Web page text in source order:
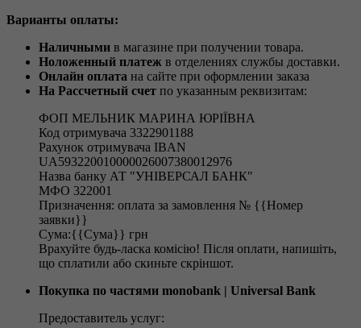
Варианты оплаты:
Наличными в магазине при получении товара.
Ноложенный платеж в отделениях службы доставки.
Онлайн оплата на сайте при оформлении заказа
На Рассчетный счет по указанным реквизитам:
ФОП МЕЛЬНИК МАРИНА ЮРІЇВНА
Код отримувача 3322901188
Рахунок отримувача IBAN
UA593220010000026007380012976
Назва банку АТ "УНІВЕРСАЛ БАНК"
МФО 322001
Призначення: оплата за замовлення № {{Номер
заявки}}
Сума:{{Сума}} грн
Врахуйте будь-ласка комісію! Після оплати, напишіть,
що сплатили або скиньте скріншот.
Покупка по частями monobank | Universal Bank
Предоставитель услуг: